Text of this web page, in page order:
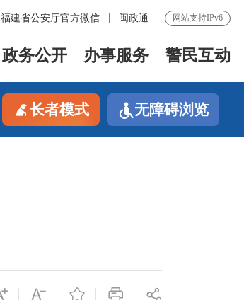
福建省公安厅官方微信 闽政通 网站支持IPv6
政务公开 办事服务 警民互动
长者模式 无障碍浏览